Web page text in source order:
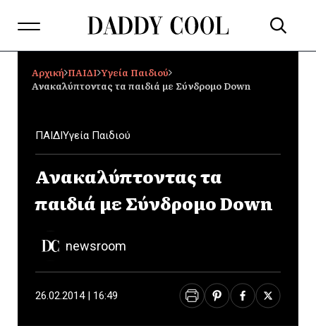
Αρχική ΠΑΙΔΙ Υγεία Παιδιού
Ανακαλύπτοντας τα παιδιά με Σύνδρομο Down
ΠΑΙΔΙΥγεία Παιδιού
Ανακαλύπτοντας τα
παιδιά με Σύνδρομο Down
newsroom
26.02.2014 | 16:49